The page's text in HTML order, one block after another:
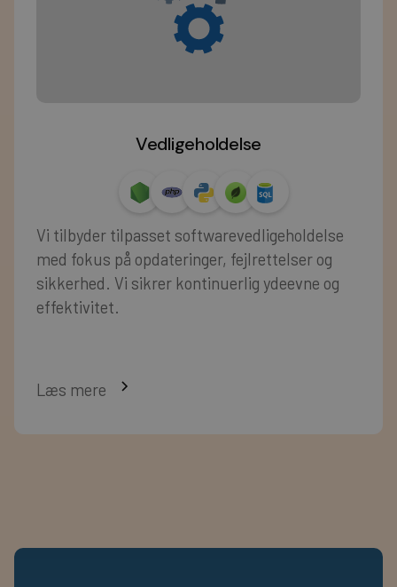
Vedligeholdelse
Vi tilbyder tilpasset softwarevedligeholdelse
med fokus på opdateringer, fejlrettelser og
sikkerhed. Vi sikrer kontinuerlig ydeevne og
effektivitet.
Læs mere